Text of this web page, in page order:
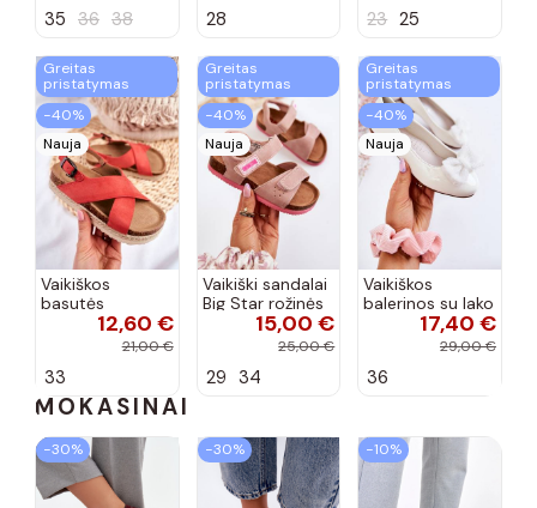
spalvos
35 36 38 28 23 25
Greitas
pristatymas
−40%
Nauja
Vaikiškos
basutės
koralinės12,60 €
21,00 €
33
Greitas
pristatymas
−40%
Nauja
Vaikiški sandalai
Big Star rožinės
spalvos15,00 €
25,00 €
29 34
Greitas
pristatymas
−40%
Nauja
Vaikiškos
balerinos su lako
efektu ir
kaspinais baltos
17,40 €
29,00 €
36
MOKASINAI
−30% −30% −10%